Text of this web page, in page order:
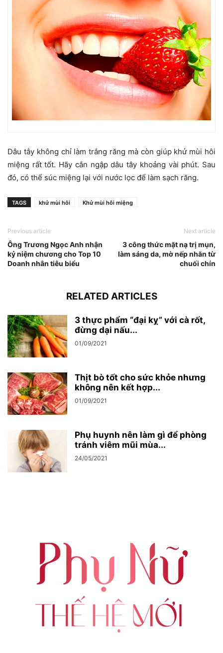
Dâu tây không chỉ làm trắng răng mà còn giúp khử mùi hôi
miệng rất tốt. Hãy cắn ngập dâu tây khoảng vài phút. Sau
đó, có thể súc miệng lại với nước lọc để làm sạch răng.
TAGS khử mùi hôi Khử mùi hôi miệng
Previous article
Ông Trương Ngọc Anh nhận
kỷ niệm chương cho Top 10
Doanh nhân tiêu biểu
Next article
3 công thức mặt nạ trị mụn,
làm sáng da, mờ nếp nhăn từ
chuối chín
RELATED ARTICLES
3 thực phẩm “đại kỵ” với cà rốt,
đừng dại nấu...
01/09/2021
Thịt bò tốt cho sức khỏe nhưng
không nên kết hợp...
01/09/2021
Phụ huynh nên làm gì để phòng
tránh viêm mũi mùa...
24/05/2021